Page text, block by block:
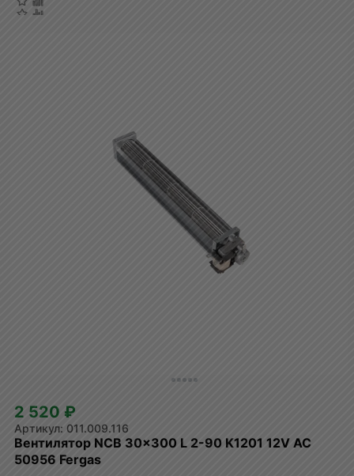
2 520 ₽
011.009.116
Вентилятор NCB 30x300 L 2-90 K1201 12V AC
50956 Fergas